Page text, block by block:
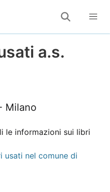
a.s.
Milano
le informazioni sui libri
usati nel comune di